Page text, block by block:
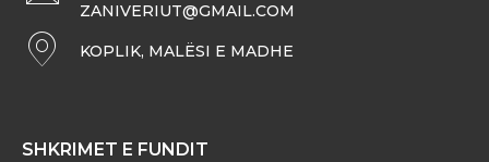
ZANIVERIUT@GMAIL.COM
KOPLIK, MALËSI E MADHE
SHKRIMET E FUNDIT